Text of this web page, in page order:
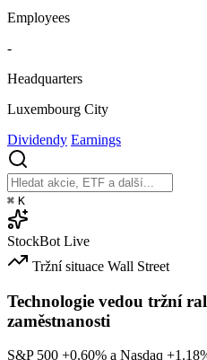
Employees
-
Headquarters
Luxembourg City
Dividendy Earnings
⌘ K
StockBot Live
Tržní situace Wall Street
Technologie vedou tržní
zaměstnanosti
S&P 500 +0.60% a Nasdaq